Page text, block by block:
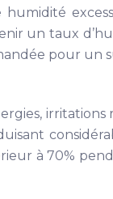
un taux
pour un
irritations
à 70%